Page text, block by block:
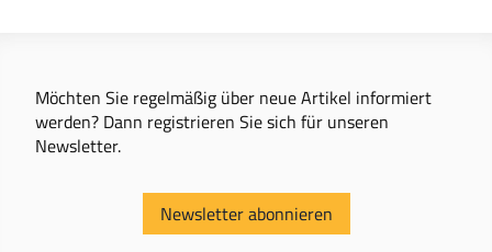
Möchten Sie regelmäßig über neue Artikel informiert
werden? Dann registrieren Sie sich für unseren
Newsletter.
Newsletter abonnieren